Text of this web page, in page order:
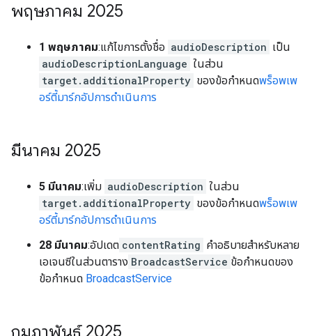
พฤษภาคม 2025
1 พฤษภาคม:แก้ไขการตั้งชื่อ audioDescription เป็น
audioDescriptionLanguage ในส่วน
target.additionalProperty ของข้อกำหนดพร็อพเพ
อร์ตี้มาร์กอัปการดำเนินการ
มีนาคม 2025
5 มีนาคม:เพิ่ม audioDescription ในส่วน
target.additionalProperty ของข้อกำหนดพร็อพเพ
อร์ตี้มาร์กอัปการดำเนินการ
28 มีนาคม:อัปเดต contentRating คำอธิบายสำหรับหลาย
เอเจนซีในส่วนตาราง BroadcastService ข้อกำหนดของ
ข้อกำหนด BroadcastService
กุมภาพันธ์ 2025